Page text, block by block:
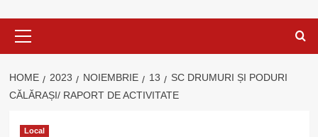
Menu
HOME 2023 NOIEMBRIE 13
SC DRUMURI ȘI PODURI
CĂLĂRAȘI/ RAPORT DE ACTIVITATE
Local